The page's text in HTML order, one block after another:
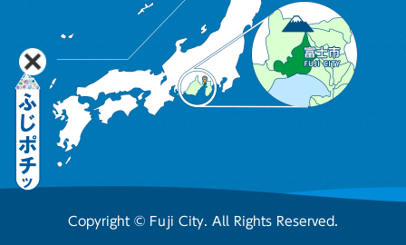
Copyright © Fuji City. All Rights Reserved.